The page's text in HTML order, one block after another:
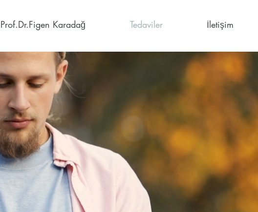
Prof.Dr.Figen Karadağ Tedaviler İletişim